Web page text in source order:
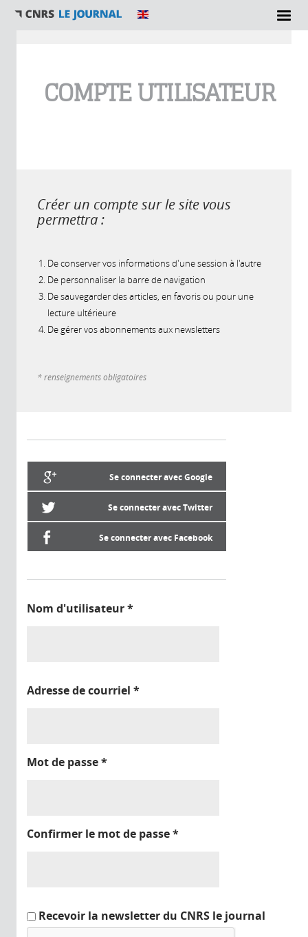
COMPTE UTILISATEUR
Créer un compte sur le site vous
permettra :
De conserver vos informations d'une session à l'autre
De personnaliser la barre de navigation
De sauvegarder des articles, en favoris ou pour une
lecture ultérieure
De gérer vos abonnements aux newsletters
* renseignements obligatoires
Se connecter avec Google
Se connecter avec Twitter
Se connecter avec Facebook
Nom d'utilisateur*
Adresse de courriel *
Mot de passe*
Confirmer le mot de passe*
Recevoir la newsletter du CNRS le journal